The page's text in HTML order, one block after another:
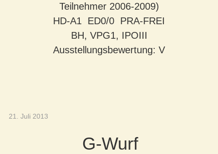
Teilnehmer 2006-2009)
HD-A1 ED0/0 PRA-FREI
BH, VPG1, IPOIII
Ausstellungsbewertung: V
21. Juli 2013
G-Wurf